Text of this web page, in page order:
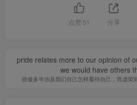
点赞 51 分享
pride relates more to our opinion of
we would have others
骄傲多半涉及我们自己怎样看待自己，而虚荣